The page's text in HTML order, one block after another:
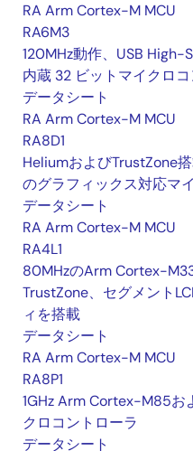
RA Arm Cortex-M MCU
RA6M3
120MHz動作、USB
内蔵 32 ビットマイクロ
データシート
RA Arm Cortex-M MCU
RA8D1
HeliumおよびTrustZone
のグラフィックス対応マ
データシート
RA Arm Cortex-M MCU
RA4L1
80MHzのArm Cortex-
TrustZone、セグメント
ィを搭載
データシート
RA Arm Cortex-M MCU
RA8P1
1GHz Arm Cortex-M85お
クロコントローラ
データシート